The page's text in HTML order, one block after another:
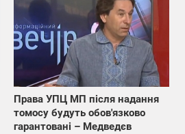
Права УПЦ МП після надання
томосу будуть обов'язково
гарантовані – Медведєв